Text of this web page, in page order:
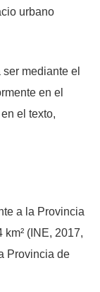
urbano
mediante el
en el
el texto,
a la Provincia
(INE, 2017,
Provincia de